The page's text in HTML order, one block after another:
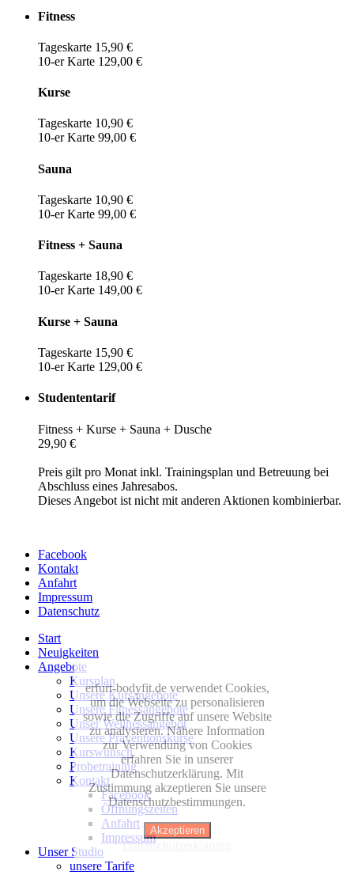
Fitness
Tageskarte 15,90 €
10-er Karte 129,00 €
Kurse
Tageskarte 10,90 €
10-er Karte 99,00 €
Sauna
Tageskarte 10,90 €
10-er Karte 99,00 €
Fitness + Sauna
Tageskarte 18,90 €
10-er Karte 149,00 €
Kurse + Sauna
Tageskarte 15,90 €
10-er Karte 129,00 €
Studententarif
Fitness + Kurse + Sauna + Dusche
29,90 €
Preis gilt pro Monat inkl. Trainingsplan und Betreuung bei
Abschluss eines Jahresabos.
Dieses Angebot ist nicht mit anderen Aktionen kombinierbar.
Facebook
Kontakt
Anfahrt
Impressum
Datenschutz
Start
Neuigkeiten
Angebote
Kursplan
Unsere Kursangebote
Unsere Fitnessangebote
Unser Wellnessangebot
Unsere Präventionskurse
Kurswunsch
Probetraining
Kontakt
Facebook
Öffnungszeiten
Anfahrt
Impressum
Unser Studio
unsere Tarife
erfurt-bodyfit.de verwendet Cookies,
um die Webseite zu personalisieren
sowie die Zugriffe auf unsere Website
zu analysieren. Nähere Information
zur Verwendung von Cookies
erfahren Sie in unserer
Datenschutzerklärung. Mit
Zustimmung akzeptieren Sie unsere
Datenschutzbestimmungen.
Akzeptieren
Datenschutzerklärung